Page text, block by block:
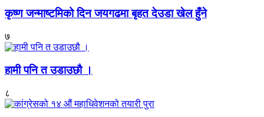
कृष्ण जन्माष्टमिको दिन जयगढमा बृहत देउडा खेल हुँने
७
हामी पनि त उडाउछौ ।
८